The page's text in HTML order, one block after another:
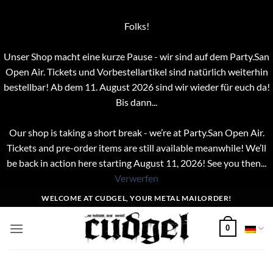
Folks!
Unser Shop macht eine kurze Pause - wir sind auf dem Party.San
Open Air. Tickets und Vorbestellartikel sind natürlich weiterhin
bestellbar! Ab dem 11. August 2026 sind wir wieder für euch da!
Bis dann...
Our shop is taking a short break - we’re at Party.San Open Air.
Tickets and pre-order items are still available meanwhile! We’ll
be back in action here starting August 11, 2026! See you then...
Verwerfen
Inhalt
springen
WELCOME AT CUDGEL, YOUR METAL MAILORDER!
0